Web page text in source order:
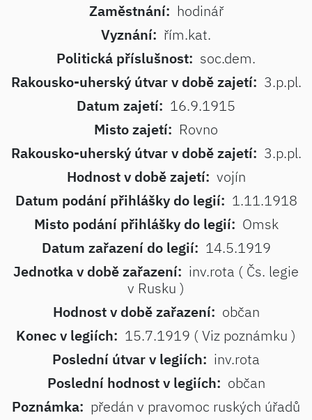
Zaměstnání: hodinář
Vyznání: řím.kat.
Politická příslušnost: soc.dem.
Rakousko-uherský útvar v době zajetí: 3.p.pl.
Datum zajetí: 16.9.1915
Misto zajetí: Rovno
Rakousko-uherský útvar v době zajetí: 3.p.pl.
Hodnost v době zajetí: vojín
Datum podání přihlášky do legií: 1.11.1918
Misto podání přihlášky do legií: Omsk
Datum zařazení do legií: 14.5.1919
Jednotka v době zařazení: inv.rota ( Čs. legie
v Rusku )
Hodnost v době zařazení: občan
Konec v legiích: 15.7.1919 ( Viz poznámku )
Poslední útvar v legiích: inv.rota
Poslední hodnost v legiích: občan
Poznámka: předán v pravomoc ruských úřadů